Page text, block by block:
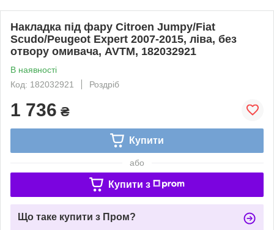
Накладка під фару Citroen Jumpy/Fiat
Scudo/Peugeot Expert 2007-2015, ліва, без
отвору омивача, AVTM, 182032921
В наявності
Код: 182032921
Роздріб
1 736 ₴
Купити
або
Купити з
Що таке купити з Пром?